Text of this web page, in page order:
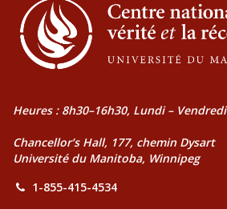
Heures : 8h30–16h30, Lundi – Vendredi
Chancellor’s Hall, 177, chemin Dysart
Université du Manitoba, Winnipeg
1-855-415-4534